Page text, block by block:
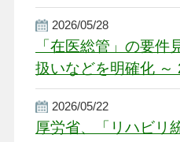
厳しい経営環境に危
2026/05/28
「在医総管」の要件
扱いなどを明確化 ～
2026/05/22
厚労省、「リハビリ